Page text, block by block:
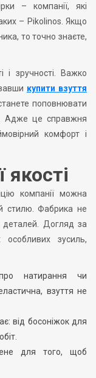
– компанії, які
– Pikolinos. Якщо
то точно знаєте,
і зручності. Важко
купити взуття
поповнювати
Адже це справжня
комфорт і
якості
компанії можна
й стилю. Фабрика не
деталей. Догляд за
зусиль,
натирання чи
взуття не
від босоніжок для
для того, щоб